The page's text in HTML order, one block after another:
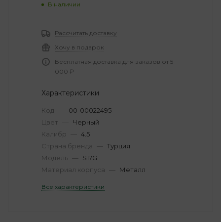
В наличии
Рассчитать доставку
Хочу в подарок
Бесплатная доставка для заказов от 5
000 ₽
Характеристики
Код — 00-00022495
Цвет — Черный
Калибр — 4.5
Страна бренда — Турция
Модель — S17G
Материал корпуса — Металл
Все характеристики